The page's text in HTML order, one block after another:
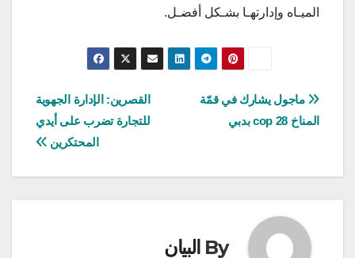
الميـاه وإدارتهـا بشـكل أفضـل.
تصفّح
المقالات
القصرين: الإدارة الجهوية
للتجارة تضرب على أيدي
المحتكرين
ماجول يشارك في قمّة
المناخ cop 28 بدبي
By البيان